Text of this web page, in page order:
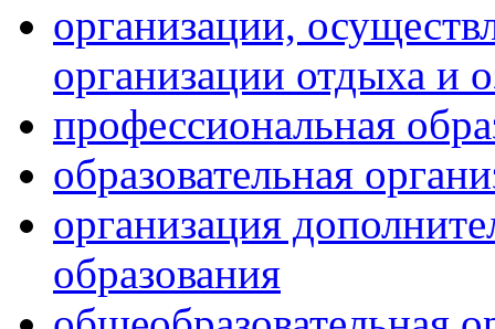
организации,
организации отдыха и
профессиональная
образовательная
организация
образования